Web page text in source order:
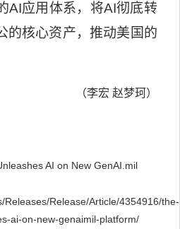
AI应用体系，将AI彻底转
的核心资产，推动美国的
（李宏 赵梦珂）
AI on New GenAI.mil
Releases/Release/Article/4354916/the-
ai-on-new-genaimil-platform/